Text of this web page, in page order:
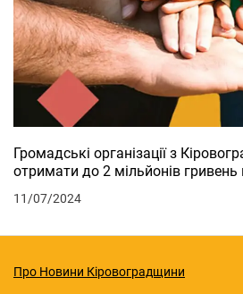
Громадські організації з
отримати до 2 мільйонів гривень
11/07/2024
Про Новини Кіровоградщини